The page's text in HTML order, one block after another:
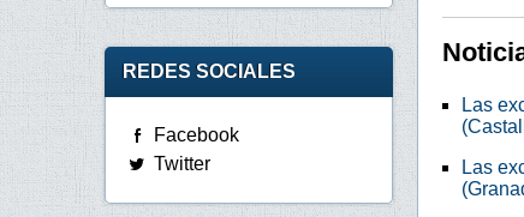
Las
Las
REDES SOCIALES
Facebook
Twitter